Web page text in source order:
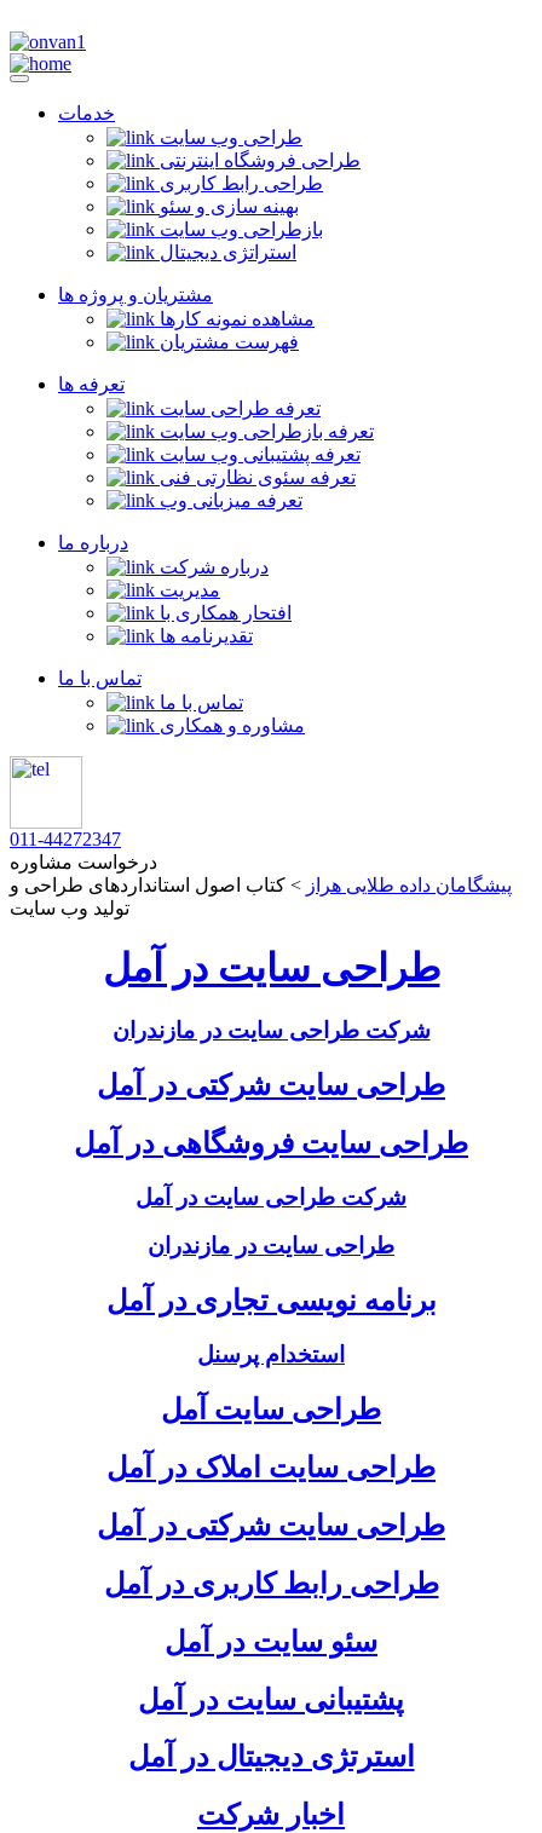
خدمات
طراحی وب سایت
طراحی فروشگاه اینترنتی
طراحی رابط کاربری
بهینه سازی و سئو
بازطراحی وب سایت
استراتژی دیجیتال
مشتریان و پروژه ها
مشاهده نمونه کارها
فهرست مشتریان
تعرفه ها
تعرفه طراحی سایت
تعرفه بازطراحی وب سایت
تعرفه پشتیبانی وب سایت
تعرفه سئوی نظارتی فنی
تعرفه میزبانی وب
درباره ما
درباره شرکت
مدیریت
افتحار همکاری با
تقدیرنامه ها
تماس با ما
تماس با ما
مشاوره و همکاری
011-44272347
درخواست مشاوره
پیشگامان داده طلایی هراز > کتاب اصول استانداردهای طراحی و
تولید وب سایت
طراحی سایت در آمل
شرکت طراحی سایت در مازندران
طراحی سایت شرکتی در آمل
طراحی سایت فروشگاهی در آمل
شرکت طراحی سایت در آمل
طراحی سایت در مازندران
برنامه نویسی تجاری در آمل
استخدام پرسنل
طراحی سایت آمل
طراحی سایت املاک در آمل
طراحی سایت شرکتی در آمل
طراحی رابط کاربری در آمل
سئو سایت در آمل
پشتیبانی سایت در آمل
استرتژی دیجیتال در آمل
اخبار شرکت